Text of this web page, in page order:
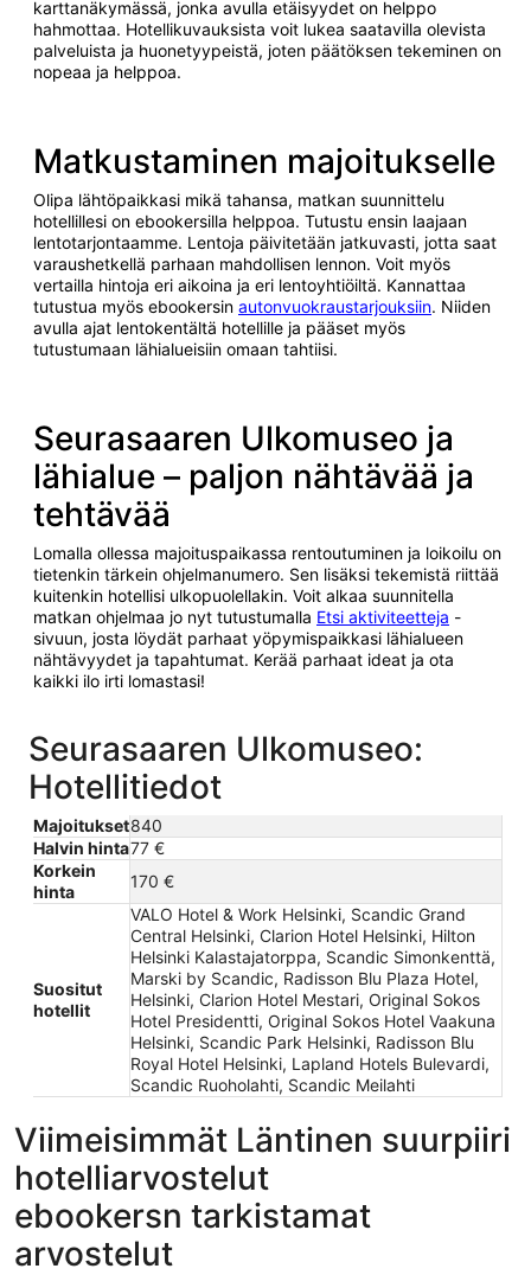
karttanäkymässä, jonka avulla etäisyydet on helppo
hahmottaa. Hotellikuvauksista voit lukea saatavilla olevista
palveluista ja huonetyypeistä, joten päätöksen tekeminen on
nopeaa ja helppoa.
Matkustaminen majoitukselle
Olipa lähtöpaikkasi mikä tahansa, matkan suunnittelu
hotellillesi on ebookersilla helppoa. Tutustu ensin laajaan
lentotarjontaamme. Lentoja päivitetään jatkuvasti, jotta saat
varaushetkellä parhaan mahdollisen lennon. Voit myös
vertailla hintoja eri aikoina ja eri lentoyhtiöiltä. Kannattaa
tutustua myös ebookersin autonvuokraustarjouksiin. Niiden
avulla ajat lentokentältä hotellille ja pääset myös
tutustumaan lähialueisiin omaan tahtiisi.
Seurasaaren Ulkomuseo ja
lähialue – paljon nähtävää ja
tehtävää
Lomalla ollessa majoituspaikassa rentoutuminen ja loikoilu on
tietenkin tärkein ohjelmanumero. Sen lisäksi tekemistä riittää
kuitenkin hotellisi ulkopuolellakin. Voit alkaa suunnitella
matkan ohjelmaa jo nyt tutustumalla Etsi aktiviteetteja -
sivuun, josta löydät parhaat yöpymispaikkasi lähialueen
nähtävyydet ja tapahtumat. Kerää parhaat ideat ja ota
kaikki ilo irti lomastasi!
Seurasaaren Ulkomuseo:
Hotellitiedot
Majoitukset840
Halvin hinta77 €
Korkein
hinta
170 €
Suositut
hotellit
VALO Hotel & Work Helsinki, Scandic Grand
Central Helsinki, Clarion Hotel Helsinki, Hilton
Helsinki Kalastajatorppa, Scandic Simonkenttä,
Marski by Scandic, Radisson Blu Plaza Hotel,
Helsinki, Clarion Hotel Mestari, Original Sokos
Hotel Presidentti, Original Sokos Hotel Vaakuna
Helsinki, Scandic Park Helsinki, Radisson Blu
Royal Hotel Helsinki, Lapland Hotels Bulevardi,
Scandic Ruoholahti, Scandic Meilahti
Viimeisimmät Läntinen suurpiiri
hotelliarvostelut
ebookersn tarkistamat
arvostelut